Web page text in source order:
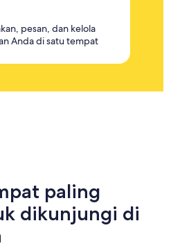
pesan, dan kelola
Anda di satu tempat
paling
dikunjungi di